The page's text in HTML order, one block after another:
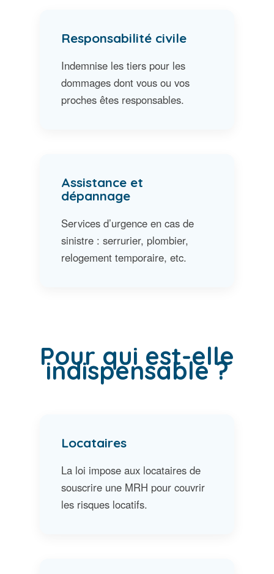
Responsabilité civile
Indemnise les tiers pour les
dommages dont vous ou vos
proches êtes responsables.
Assistance et
dépannage
Services d’urgence en cas de
sinistre : serrurier, plombier,
relogement temporaire, etc.
Pour qui est-elle
indispensable ?
Locataires
La loi impose aux locataires de
souscrire une MRH pour couvrir
les risques locatifs.